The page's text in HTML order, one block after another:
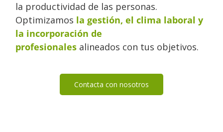
la productividad de las personas.
Optimizamos la gestión, el clima laboral y
la incorporación de
profesionales alineados con tus objetivos.
Contacta con nosotros